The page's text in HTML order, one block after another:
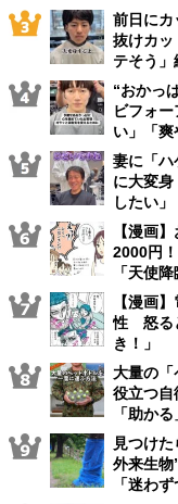
前日に
抜けカ
テそう
“おかっ
ビフォ
い」「
妻に「
に大変
したい」
【漫画
2000円
「天使降
【漫画
性 怒る
き！」
大量の
役立つ自
「助かる
見つけ
外来生
「迷わず